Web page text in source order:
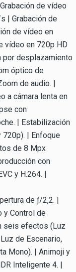
de vídeo
| Grabación de
de vídeo en
vídeo en 720p HD
desplazamiento
óptico de
de audio. |
a cámara lenta en
con
| Estabilización
| Enfoque
de 8 Mpx
con
y H.264. |
de ƒ/2,2. |
y Control de
seis efectos (Luz
de Escenario,
Mono). | Animoji y
Inteligente 4. |